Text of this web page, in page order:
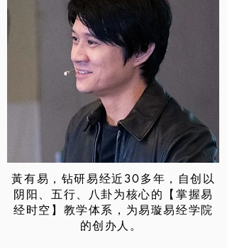
黃有易，钻研易经近30多年，自创以
阴阳、五行、八卦为核心的【掌握易
经时空】教学体系，为易璇易经学院
的创办人。